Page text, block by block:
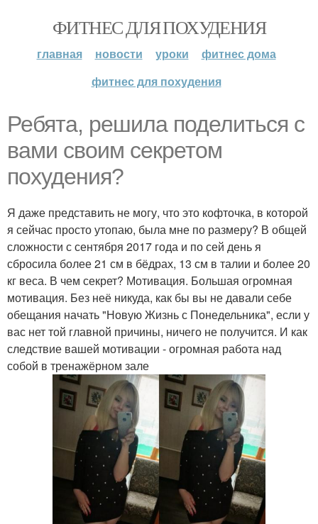
ФИТНЕС ДЛЯ ПОХУДЕНИЯ
главная новости уроки
фитнес дома
фитнес для похудения
Ребята, решила поделиться с
вами своим секретом
похудения?
Я даже представить не могу, что это кофточка, в которой
я сейчас просто утопаю, была мне по размеру? В общей
сложности с сентября 2017 года и по сей день я
сбросила более 21 см в бёдрах, 13 см в талии и более 20
кг веса. В чем секрет? Мотивация. Большая огромная
мотивация. Без неё никуда, как бы вы не давали себе
обещания начать "Новую Жизнь с Понедельника", если у
вас нет той главной причины, ничего не получится. И как
следствие вашей мотивации - огромная работа над
собой в тренажёрном зале